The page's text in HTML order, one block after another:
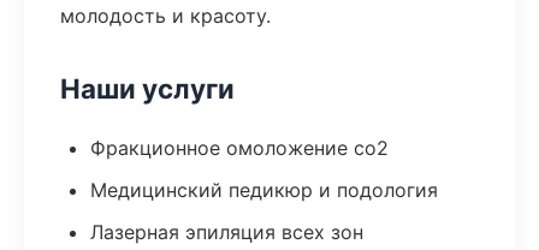
молодость и красоту.
Наши услуги
Фракционное омоложение co2
Медицинский педикюр и подология
Лазерная эпиляция всех зон